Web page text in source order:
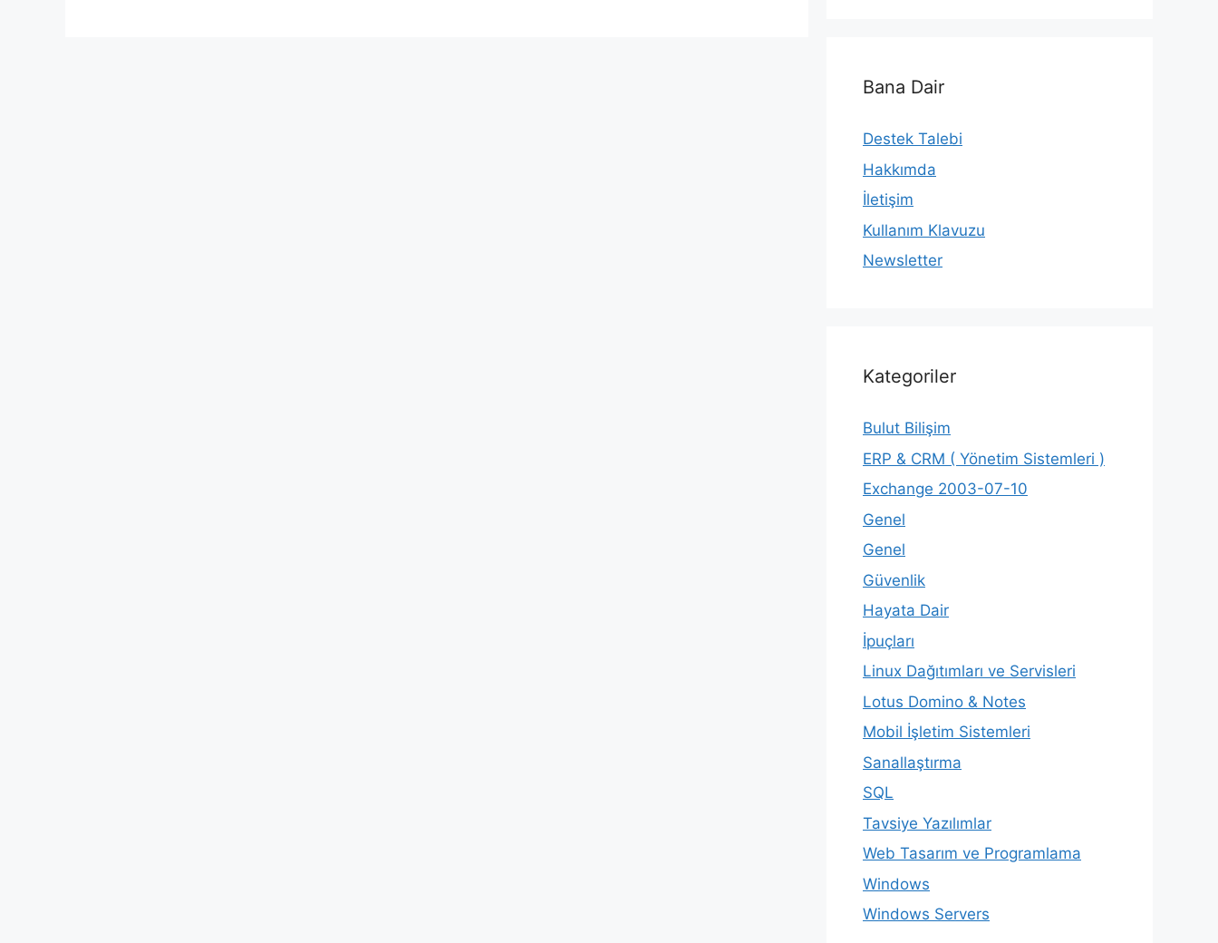
Bana Dair
Destek Talebi
Hakkımda
İletişim
Kullanım Klavuzu
Newsletter
Kategoriler
Bulut Bilişim
ERP & CRM ( Yönetim Sistemleri )
Exchange 2003-07-10
Genel
Genel
Güvenlik
Hayata Dair
İpuçları
Linux Dağıtımları ve Servisleri
Lotus Domino & Notes
Mobil İşletim Sistemleri
Sanallaştırma
SQL
Tavsiye Yazılımlar
Web Tasarım ve Programlama
Windows
Windows Servers